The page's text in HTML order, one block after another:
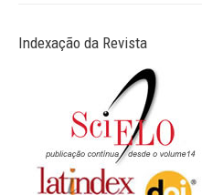
Indexação da Revista